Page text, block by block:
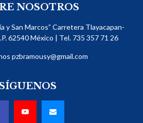
NOSOTROS
y San Marcos” Carretera Tlayacapan-
62540​ México | Tel. 735 357 71 26
pzbramousy@gmail.com
SÍGUENOS